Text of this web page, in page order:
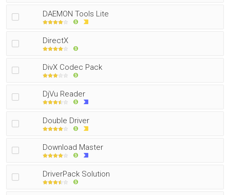
DAEMON Tools Lite
DirectX
DivX Codec Pack
DjVu Reader
Double Driver
Download Master
DriverPack Solution